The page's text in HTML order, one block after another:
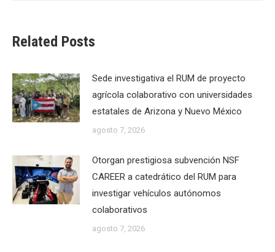
Related Posts
Sede investigativa el RUM de proyecto
agrícola colaborativo con universidades
estatales de Arizona y Nuevo México
agosto 7, 2026
Otorgan prestigiosa subvención NSF
CAREER a catedrático del RUM para
investigar vehículos autónomos
colaborativos
agosto 7, 2026